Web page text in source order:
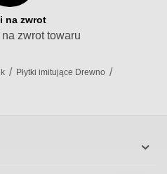
na zwrot
zwrot towaru
/ Płytki imitujące Drewno /